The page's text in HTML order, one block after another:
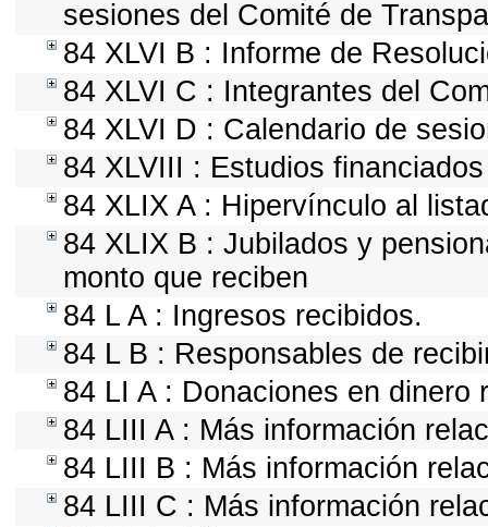
sesiones del Comité de
84 XLVI B : Informe de
84 XLVI C : Integrantes del
84 XLVI D : Calendario de
84 XLVIII : Estudios
84 XLIX A : Hipervínculo al
84 XLIX B : Jubilados y
monto que reciben
84 L A : Ingresos recibidos.
84 L B : Responsables de
84 LI A : Donaciones en dinero
84 LIII A : Más información
84 LIII B : Más información
84 LIII C : Más información